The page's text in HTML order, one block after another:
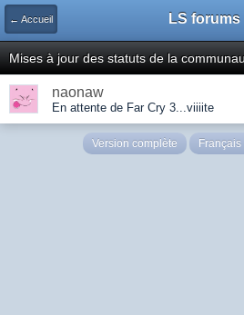
← Accueil LS forums
Mises à jour des statuts de la
naonaw
En attente de Far Cry 3...viiiite
Version complète